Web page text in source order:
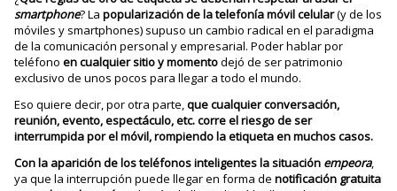
smartphone? Lapopularización de la telefonía móvilcelular(y de los
móviles y smartphones) supuso un cambio radical en el paradigma
de la comunicación personal y empresarial. Poder hablar por
teléfonoen cualquier sitio y momentodejó de ser patrimonio
exclusivo de unos pocos para llegar a todo el mundo.
Eso quiere decir, por otra parte,que cualquier conversación,
reunión, evento, espectáculo, etc. corre el riesgo de ser
interrumpida por el móvil, rompiendo la etiqueta en muchos casos.
Con la aparición de los teléfonos inteligentes la situación empeora,
ya que la interrupción puede llegar en forma denotificación gratuita